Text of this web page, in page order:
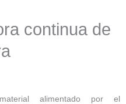
continua de
material alimentado por el